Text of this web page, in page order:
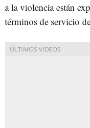
a la violencia están
términos de servicio